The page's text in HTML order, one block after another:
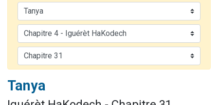
2 personnes viennent de nous rejoindre sur WhatsApp
13 personnes viennent de demander une bénédiction
Il reste 49 places pour étudier en groupe sur Zoom
12 nouvelles musiques dans Torah-Box Music
2 personnes viennent de nous rejoindre sur WhatsApp
Tanya